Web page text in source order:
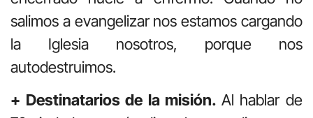
salimos a evangelizar nos estamos cargando
la Iglesia nosotros, porque nos
autodestruimos.
+ Destinatarios de la misión. Al hablar de